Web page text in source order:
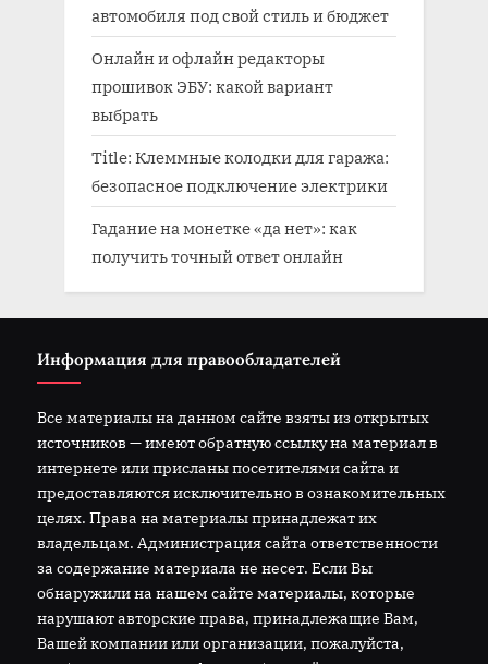
автомобиля под свой стиль и бюджет
Онлайн и офлайн редакторы
прошивок ЭБУ: какой вариант
выбрать
Title: Клеммные колодки для гаража:
безопасное подключение электрики
Гадание на монетке «да нет»: как
получить точный ответ онлайн
Информация для правообладателей
Все материалы на данном сайте взяты из открытых
источников — имеют обратную ссылку на материал в
интернете или присланы посетителями сайта и
предоставляются исключительно в ознакомительных
целях. Права на материалы принадлежат их
владельцам. Администрация сайта ответственности
за содержание материала не несет. Если Вы
обнаружили на нашем сайте материалы, которые
нарушают авторские права, принадлежащие Вам,
Вашей компании или организации, пожалуйста,